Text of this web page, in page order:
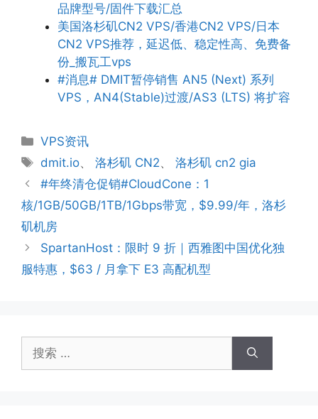
品牌型号/固件下载汇总
美国洛杉矶CN2 VPS/香港CN2 VPS/日本
CN2 VPS推荐，延迟低、稳定性高、免费备
份_搬瓦工vps
#消息# DMIT暂停销售 AN5 (Next) 系列
VPS，AN4(Stable)过渡/AS3 (LTS) 将扩容
分
类
VPS资讯
标
签
dmit.io、洛杉矶 CN2、洛杉矶 cn2 gia
#年终清仓促销#CloudCone：1
核/1GB/50GB/1TB/1Gbps带宽，$9.99/年，洛杉
矶机房
SpartanHost：限时 9 折｜西雅图中国优化独
服特惠，$63 / 月拿下 E3 高配机型
索：